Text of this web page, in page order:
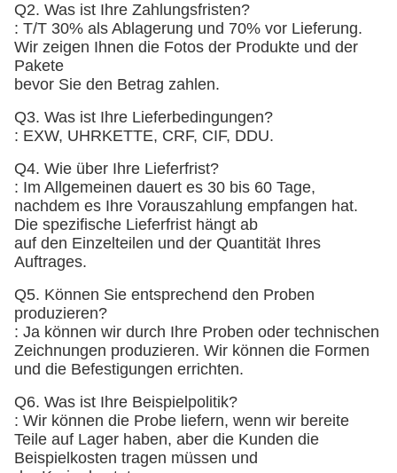
Q2. Was ist Ihre Zahlungsfristen?
: T/T 30% als Ablagerung und 70% vor Lieferung.
Wir zeigen Ihnen die Fotos der Produkte und der
Pakete
bevor Sie den Betrag zahlen.
Q3. Was ist Ihre Lieferbedingungen?
: EXW, UHRKETTE, CRF, CIF, DDU.
Q4. Wie über Ihre Lieferfrist?
: Im Allgemeinen dauert es 30 bis 60 Tage,
nachdem es Ihre Vorauszahlung empfangen hat.
Die spezifische Lieferfrist hängt ab
auf den Einzelteilen und der Quantität Ihres
Auftrages.
Q5. Können Sie entsprechend den Proben
produzieren?
: Ja können wir durch Ihre Proben oder technischen
Zeichnungen produzieren. Wir können die Formen
und die Befestigungen errichten.
Q6. Was ist Ihre Beispielpolitik?
: Wir können die Probe liefern, wenn wir bereite
Teile auf Lager haben, aber die Kunden die
Beispielkosten tragen müssen und